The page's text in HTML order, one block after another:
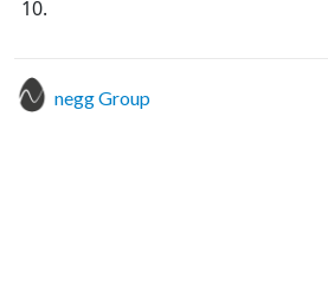
negg Group